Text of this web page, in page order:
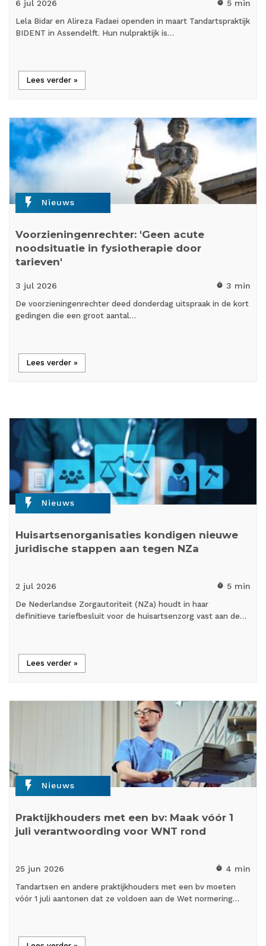
6 jul 2026 timer 5 min
Lela Bidar en Alireza Fadaei openden in maart Tandartspraktijk
BIDENT in Assendelft. Hun nulpraktijk is…
Lees verder »
flash_on Nieuws
Voorzieningenrechter: 'Geen acute
noodsituatie in fysiotherapie door
tarieven'
3 jul 2026 timer 3 min
De voorzieningenrechter deed donderdag uitspraak in de kort
gedingen die een groot aantal…
Lees verder »
flash_on Nieuws
Huisartsenorganisaties kondigen nieuwe
juridische stappen aan tegen NZa
2 jul 2026 timer 5 min
De Nederlandse Zorgautoriteit (NZa) houdt in haar
definitieve tariefbesluit voor de huisartsenzorg vast aan de…
Lees verder »
flash_on Nieuws
Praktijkhouders met een bv: Maak vóór 1
juli verantwoording voor WNT rond
25 jun 2026 timer 4 min
Tandartsen en andere praktijkhouders met een bv moeten
vóór 1 juli aantonen dat ze voldoen aan de Wet normering…